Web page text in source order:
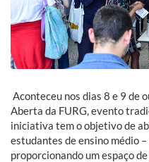
Aconteceu nos dias 8 e 9 de
Aberta da FURG, evento
iniciativa tem o objetivo de
estudantes de ensino médio
proporcionando um espaço